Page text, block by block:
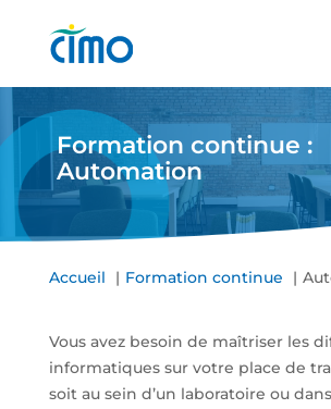
Formation continue :
Automation
Accueil Formation continue
Vous avez besoin de maîtriser les
informatiques sur votre place de
soit au sein d’un laboratoire ou